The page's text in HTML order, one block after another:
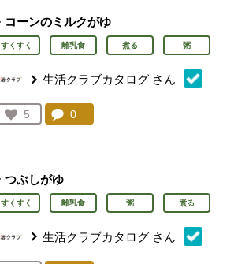
コーンのミルクがゆ
すくすく 離乳食 煮る 粥
生活クラブカタログ さん
お気に入り登録：
5
人が登録
コメント：
0
つぶしがゆ
すくすく 離乳食 粥 煮る
生活クラブカタログ さん